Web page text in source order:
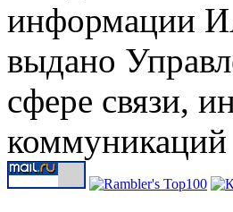
информации
выдано
сфере связи,
коммуникаций